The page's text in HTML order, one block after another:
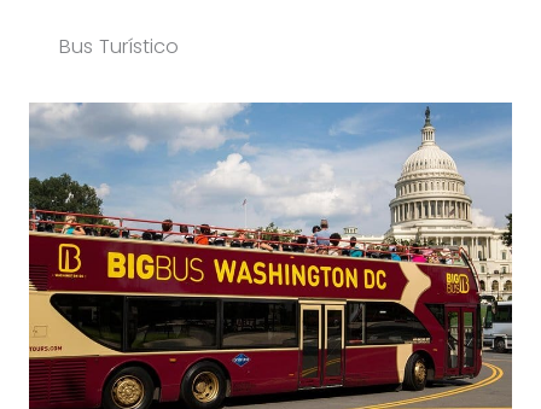
Bus Turístico